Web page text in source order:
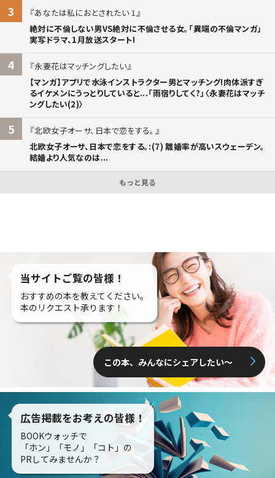
3
あなたは私におとされたい 1
絶対に不倫しない男VS絶対に不倫させる女。「異端の不倫マンガ」
実写ドラマ、1月放送スタート!
4
永妻花はマッチングしたい
【マンガ】アプリで水泳インストラクター男とマッチング!肉体派すぎ
るイケメンにうっとりしていると...「雨宿りしてく?」〈永妻花はマッチ
ングしたい(2)〉
5
北欧女子オーサ、日本で恋をする。
北欧女子オーサ、日本で恋をする。:(7) 離婚率が高いスウェーデン。
結婚より人気なのは...
もっと見る
当サイトご覧の皆様！
おすすめの本を教えてください。
本のリクエスト承ります！
この本、みんなにシェアしたい〜
広告掲載をお考えの皆様！
BOOKウォッチで
「ホン」「モノ」「コト」の
PRしてみませんか？